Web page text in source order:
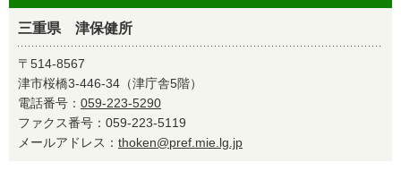
三重県 津保健所
〒514-8567
津市桜橋3-446-34（津庁舎5階）
電話番号： 059-223-5290
ファクス番号：059-223-5119
メールアドレス： thoken@pref.mie.lg.jp